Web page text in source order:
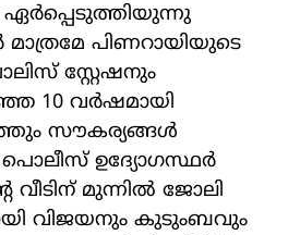
മാത്രമേ പിണറായിയുടെ
സ്റ്റേഷനും
10 വര്‍ഷമായി
സൗകര്യങ്ങള്‍
ഉദ്യോഗസ്ഥര്‍
വീടിന് മുന്നില്‍ ജോലി
വിജയനും കുടുംബവും